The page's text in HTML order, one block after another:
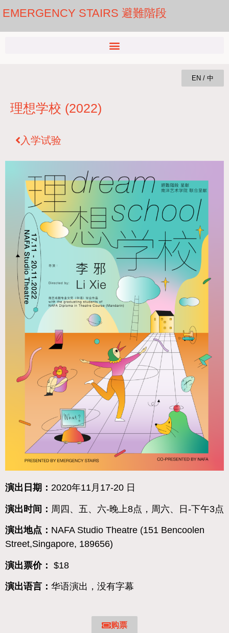
EMERGENCY STAIRS 避難階段
EN / 中
理想学校 (2022)
入学试验
演出日期： 2020年11月17-20 日
演出时间： 周四、五、六-晚上8点，周六、日-下午3点
演出地点： NAFA Studio Theatre (151 Bencoolen
Street,Singapore, 189656)
演出票价： $18
演出语言： 华语演出，没有字幕
购票